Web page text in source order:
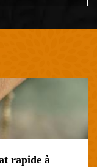
rapide à